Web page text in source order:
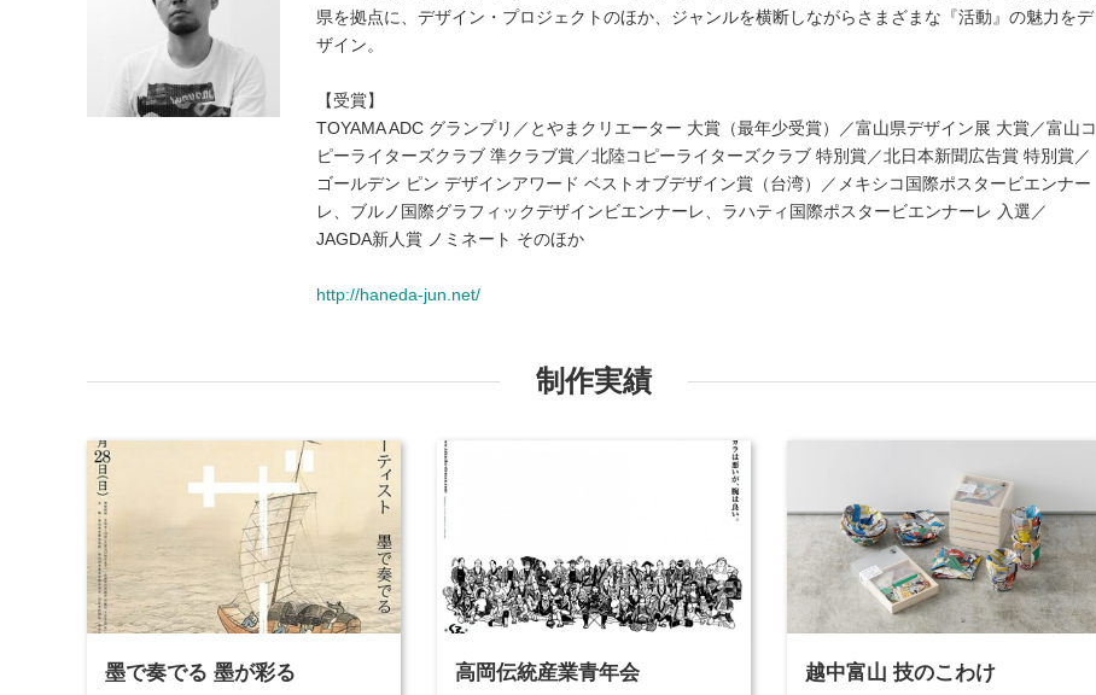
県を拠点に、デザイン・プロジェクトのほか、ジャンルを横断しながらさまざまな『活動』の魅力をデ
ザイン。
【受賞】
TOYAMA ADC グランプリ／とやまクリエーター 大賞（最年少受賞）／富山県デザイン展 大賞／富山コ
ピーライターズクラブ 準クラブ賞／北陸コピーライターズクラブ 特別賞／北日本新聞広告賞 特別賞／
ゴールデン ピン デザインアワード ベストオブデザイン賞（台湾）／メキシコ国際ポスタービエンナー
レ、ブルノ国際グラフィックデザインビエンナーレ、ラハティ国際ポスタービエンナーレ 入選／
JAGDA新人賞 ノミネート そのほか
http://haneda-jun.net/
制作実績
墨で奏でる 墨が彩る 高岡伝統産業青年会 越中富山 技のこわけ